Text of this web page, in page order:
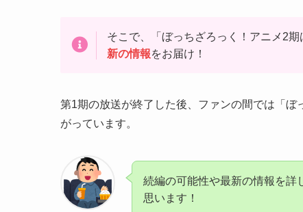
そこで、「ぼっちざろっく！アニメ2
新の情報をお届け！
第1期の放送が終了した後、ファンの間では「
がっています。
続編の可能性や最新の情報を詳
思います！